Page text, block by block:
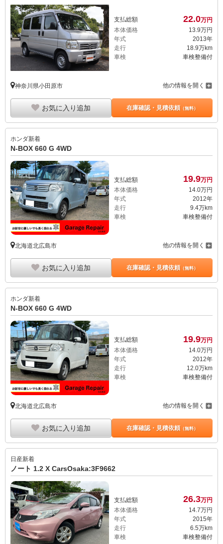
支払総額 22.0万円
本体価格
13.9万円
年式
2013年
走行
18.9万km
車検
車検整備付
神奈川県小田原市 他の情報を開く
お気に入り追加 在庫確認・見積依頼（無料）
ホンダ新着
N-BOX 660 G 4WD
支払総額 19.9万円
本体価格
14.0万円
年式
2012年
走行
9.4万km
車検
車検整備付
北海道北広島市 他の情報を開く
お気に入り追加 在庫確認・見積依頼（無料）
ホンダ新着
N-BOX 660 G 4WD
支払総額 19.9万円
本体価格
14.0万円
年式
2012年
走行
12.0万km
車検
車検整備付
北海道北広島市 他の情報を開く
お気に入り追加 在庫確認・見積依頼（無料）
日産新着
ノート 1.2 X CarsOsaka:3F9662
支払総額 26.3万円
本体価格
14.7万円
年式
2015年
走行
6.5万km
車検
車検整備付